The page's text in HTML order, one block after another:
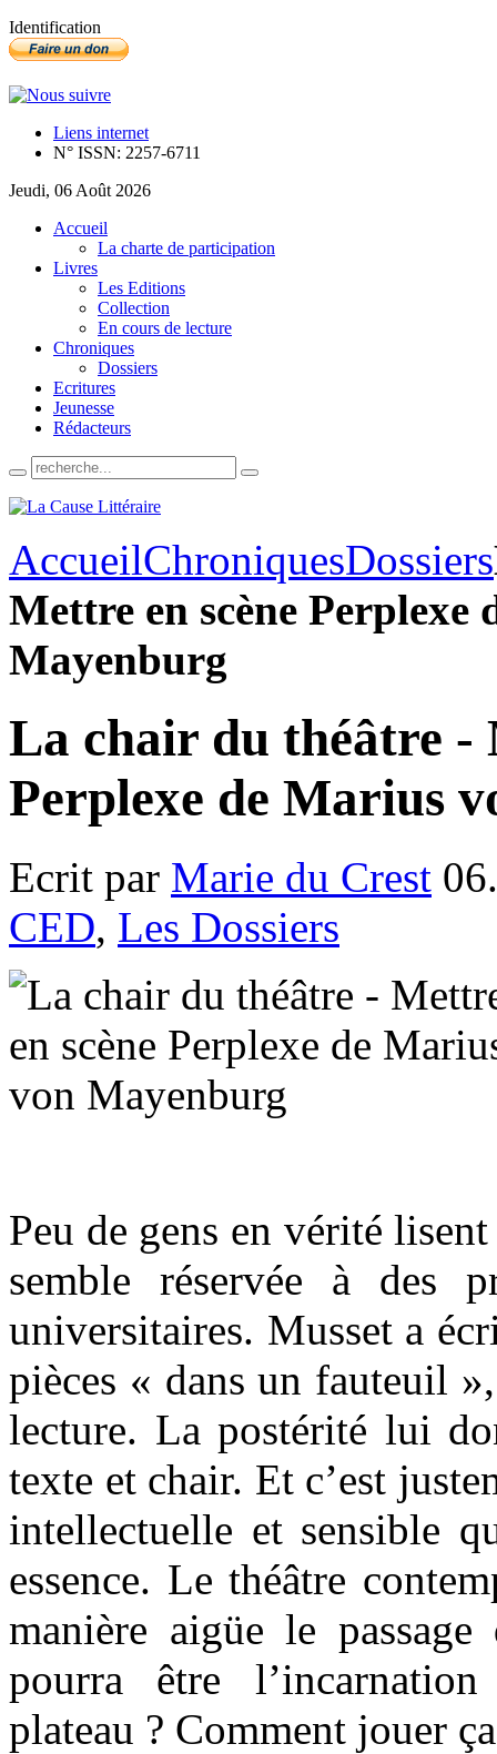
Identification
Liens internet
N° ISSN: 2257-6711
Jeudi, 06 Août 2026
Accueil
La charte de participation
Livres
Les Editions
Collection
En cours de lecture
Chroniques
Dossiers
Ecritures
Jeunesse
Rédacteurs
AccueilChroniquesDossiers
Mettre en scène Perplexe
Mayenburg
La chair du théâtre -
Perplexe de Marius
Ecrit par Marie du Crest
CED, Les Dossiers
Peu de gens en vérité
semble réservée à des
universitaires. Musset a
pièces « dans un fauteuil
lecture. La postérité lui
texte et chair. Et c’est
intellectuelle et sensible
essence. Le théâtre
manière aigüe le
pourra être
plateau ? Comment jouer